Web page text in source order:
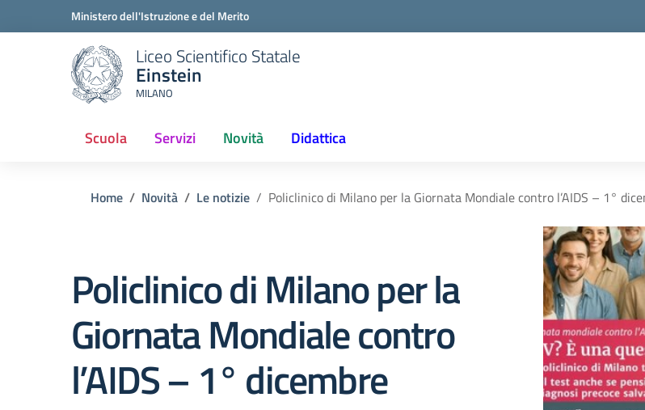
Ministero dell'Istruzione e del Merito
Liceo Scientifico Statale
Einstein
MILANO
Scuola Servizi Novità
(current) Didattica
Home Novità Le notizie Policlinico di Milano per la Giornata Mondiale contro l’AIDS – 1°
Policlinico di Milano per la
Giornata Mondiale contro
l’AIDS – 1° dicembre